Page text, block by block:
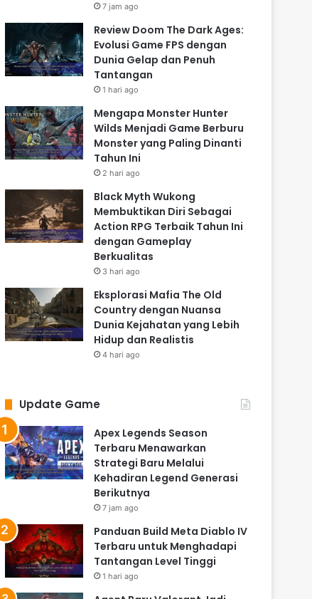
7 jam ago
Review Doom The Dark Ages:
Evolusi Game FPS dengan
Dunia Gelap dan Penuh
Tantangan
1 hari ago
Mengapa Monster Hunter
Wilds Menjadi Game Berburu
Monster yang Paling Dinanti
Tahun Ini
2 hari ago
Black Myth Wukong
Membuktikan Diri Sebagai
Action RPG Terbaik Tahun Ini
dengan Gameplay
Berkualitas
3 hari ago
Eksplorasi Mafia The Old
Country dengan Nuansa
Dunia Kejahatan yang Lebih
Hidup dan Realistis
4 hari ago
Update Game
Apex Legends Season
Terbaru Menawarkan
Strategi Baru Melalui
Kehadiran Legend Generasi
Berikutnya
7 jam ago
Panduan Build Meta Diablo IV
Terbaru untuk Menghadapi
Tantangan Level Tinggi
1 hari ago